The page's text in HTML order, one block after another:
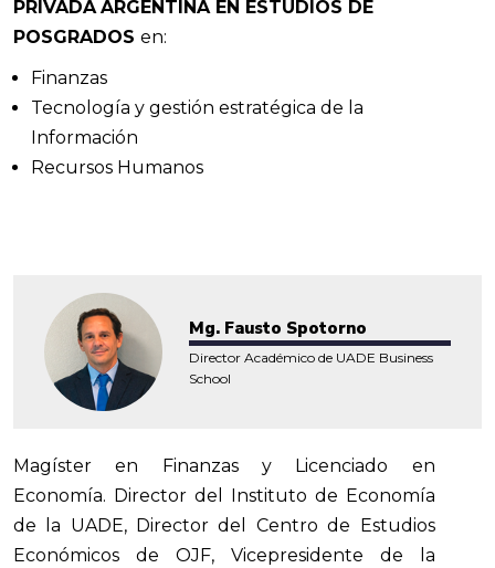
PRIVADA ARGENTINA EN ESTUDIOS DE
POSGRADOS en:
Finanzas
Tecnología y gestión estratégica de la
Información
Recursos Humanos
Mg. Fausto Spotorno
Director Académico de UADE Business
School
Magíster en Finanzas y Licenciado en
Economía. Director del Instituto de Economía
de la UADE, Director del Centro de Estudios
Económicos de OJF, Vicepresidente de la